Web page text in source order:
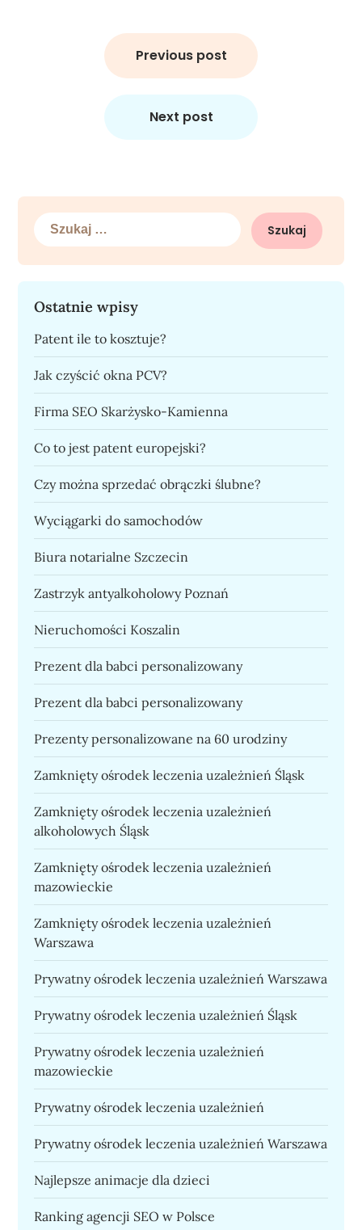
Previous post
Next post
Szukaj:
Ostatnie wpisy
Patent ile to kosztuje?
Jak czyścić okna PCV?
Firma SEO Skarżysko-Kamienna
Co to jest patent europejski?
Czy można sprzedać obrączki ślubne?
Wyciągarki do samochodów
Biura notarialne Szczecin
Zastrzyk antyalkoholowy Poznań
Nieruchomości Koszalin
Prezent dla babci personalizowany
Prezent dla babci personalizowany
Prezenty personalizowane na 60 urodziny
Zamknięty ośrodek leczenia uzależnień Śląsk
Zamknięty ośrodek leczenia uzależnień
alkoholowych Śląsk
Zamknięty ośrodek leczenia uzależnień
mazowieckie
Zamknięty ośrodek leczenia uzależnień
Warszawa
Prywatny ośrodek leczenia uzależnień Warszawa
Prywatny ośrodek leczenia uzależnień Śląsk
Prywatny ośrodek leczenia uzależnień
mazowieckie
Prywatny ośrodek leczenia uzależnień
Prywatny ośrodek leczenia uzależnień Warszawa
Najlepsze animacje dla dzieci
Ranking agencji SEO w Polsce